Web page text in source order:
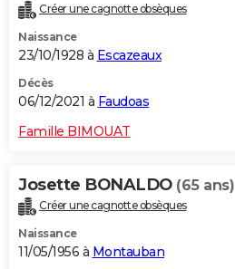
Créer une cagnotte obsèques
Naissance
23/10/1928 à Escazeaux
Décès
06/12/2021 à Faudoas
Famille BIMOUAT
Josette BONALDO (65 ans)
Créer une cagnotte obsèques
Naissance
11/05/1956 à Montauban